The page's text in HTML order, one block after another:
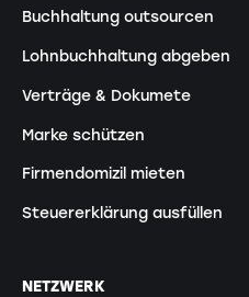
Buchhaltung outsourcen
Lohnbuchhaltung abgeben
Verträge & Dokumete
Marke schützen
Firmendomizil mieten
Steuererklärung ausfüllen
NETZWERK